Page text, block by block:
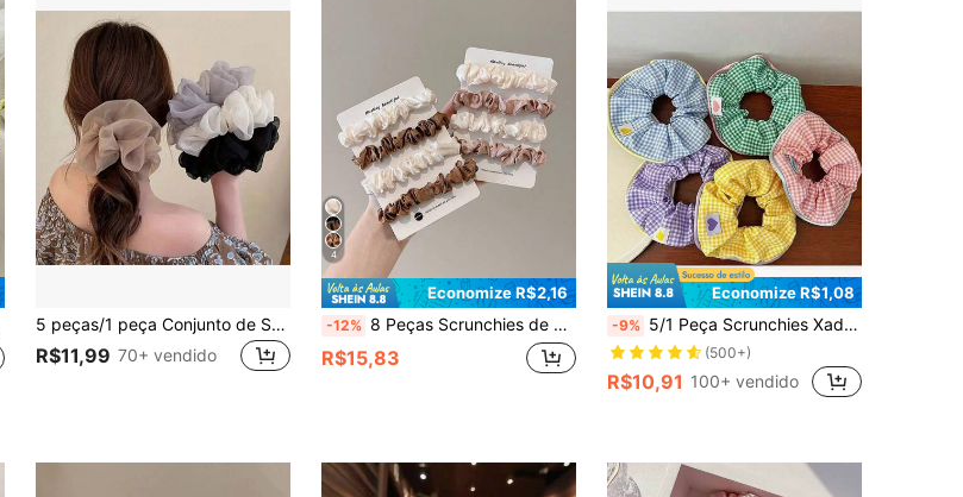
5 peças/1 peça Conjunto de Scrunchies de Chiffon Fofos, Acessórios Elegantes para Coque, Acessórios de Cabelo Femininos, Ferramentas de Beleza, Presente para Ela
R$11,99 70+ vendido
4
Economize R$2,16
-12% 8 Peças Scrunchies de Cetim Plissado, Design Minimalista Elegante, Elásticos para Cabelo, Adequados para Rabos de Cavalo & Coques, Uso Diário (Sem Embalagem de Cartão de Papel, Cartão de Papel Apenas para Fotografia), Elásticos de Cabelo, Festival, Festa
R$15,83
Economize R$1,08
-9% 5/1 Peça Scrunchies Xadrez, Scrunchies de Tecido de Poliéster Adoráveis, Acessório de Cabelo Recomendado para a Temporada de Volta às Aulas, Acessórios de Cabelo
(500+)
R$10,91 100+ vendido